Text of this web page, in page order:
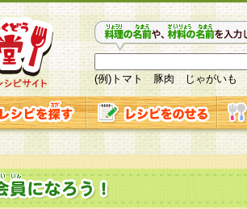
(例)トマト 豚肉 じゃがいも